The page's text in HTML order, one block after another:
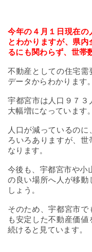
今年の４月１日現在の
とわかりますが、県
るにも関わらず、世帯
不動産としての住宅需
データからわかります。
宇都宮市は人口９７３
大幅増になっています。
人口が減っているの
ろいろありますが、世
なります。
今後も、宇都宮市や小
の良い場所へ人が移動
しょう。
そのため、宇都宮市
も安定した不動産価
続けると見ています。